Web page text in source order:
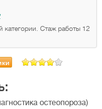
категории. Стаж работы 12
остеопороза)